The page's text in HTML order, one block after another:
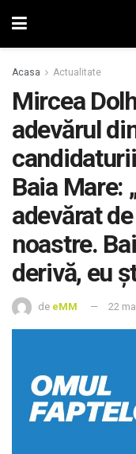
Acasa Actualitate
Mircea
adevărul
Baia Mare:
adevărat
noastre.
derivă, eu
de eMM 22